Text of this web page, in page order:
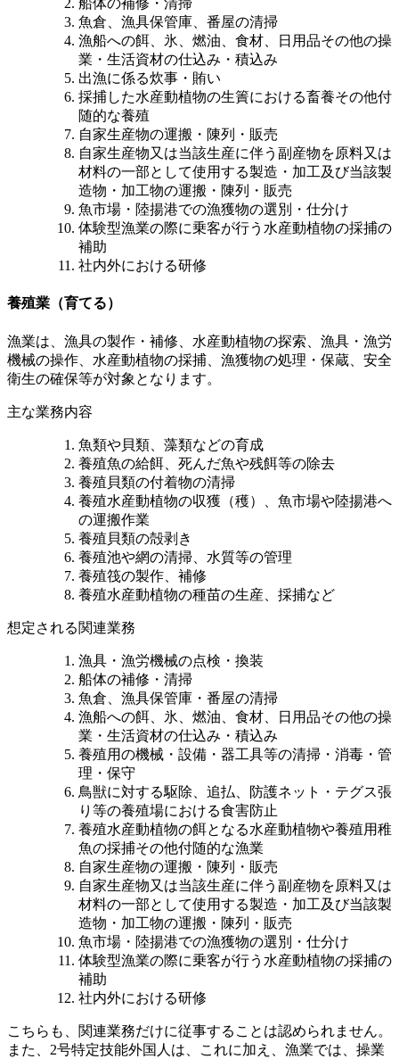
船体の補修・清掃
魚倉、漁具保管庫、番屋の清掃
漁船への餌、氷、燃油、食材、日用品その他の操
業・生活資材の仕込み・積込み
出漁に係る炊事・賄い
採捕した水産動植物の生簀における畜養その他付
随的な養殖
自家生産物の運搬・陳列・販売
自家生産物又は当該生産に伴う副産物を原料又は
材料の一部として使用する製造・加工及び当該製
造物・加工物の運搬・陳列・販売
魚市場・陸揚港での漁獲物の選別・仕分け
体験型漁業の際に乗客が行う水産動植物の採捕の
補助
社内外における研修
養殖業（育てる）
漁業は、漁具の製作・補修、水産動植物の探索、漁具・漁労
機械の操作、水産動植物の採捕、漁獲物の処理・保蔵、安全
衛生の確保等が対象となります。
主な業務内容
魚類や貝類、藻類などの育成
養殖魚の給餌、死んだ魚や残餌等の除去
養殖貝類の付着物の清掃
養殖水産動植物の収獲（穫）、魚市場や陸揚港へ
の運搬作業
養殖貝類の殻剥き
養殖池や網の清掃、水質等の管理
養殖筏の製作、補修
養殖水産動植物の種苗の生産、採捕など
想定される関連業務
漁具・漁労機械の点検・換装
船体の補修・清掃
魚倉、漁具保管庫・番屋の清掃
漁船への餌、氷、燃油、食材、日用品その他の操
業・生活資材の仕込み・積込み
養殖用の機械・設備・器工具等の清掃・消毒・管
理・保守
鳥獣に対する駆除、追払、防護ネット・テグス張
り等の養殖場における食害防止
養殖水産動植物の餌となる水産動植物や養殖用稚
魚の採捕その他付随的な漁業
自家生産物の運搬・陳列・販売
自家生産物又は当該生産に伴う副産物を原料又は
材料の一部として使用する製造・加工及び当該製
造物・加工物の運搬・陳列・販売
魚市場・陸揚港での漁獲物の選別・仕分け
体験型漁業の際に乗客が行う水産動植物の採捕の
補助
社内外における研修
こちらも、関連業務だけに従事することは認められません。
また、2号特定技能外国人は、これに加え、漁業では、操業